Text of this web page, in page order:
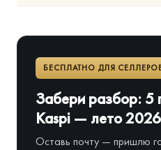
БЕСПЛАТНО ДЛЯ
Забери разбор: 5
Kaspi — лето 2026
Оставь почту — пришлю